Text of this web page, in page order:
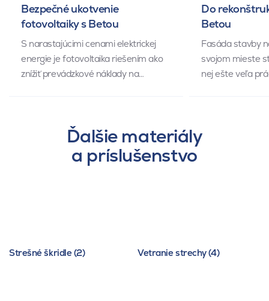
Bezpečné ukotvenie
fotovoltaiky s Betou
S narastajúcimi cenami elektrickej
energie je fotovoltaika riešením ako
znížiť prevádzkové náklady na…
Do
Betou
Fasáda stavby
svojom mieste
nej ešte veľa
Ďalšie materiály
a príslušenstvo
Strešné škridle (2) Vetranie strechy (4)